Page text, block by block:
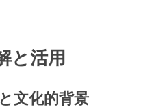
と活用
文化的背景